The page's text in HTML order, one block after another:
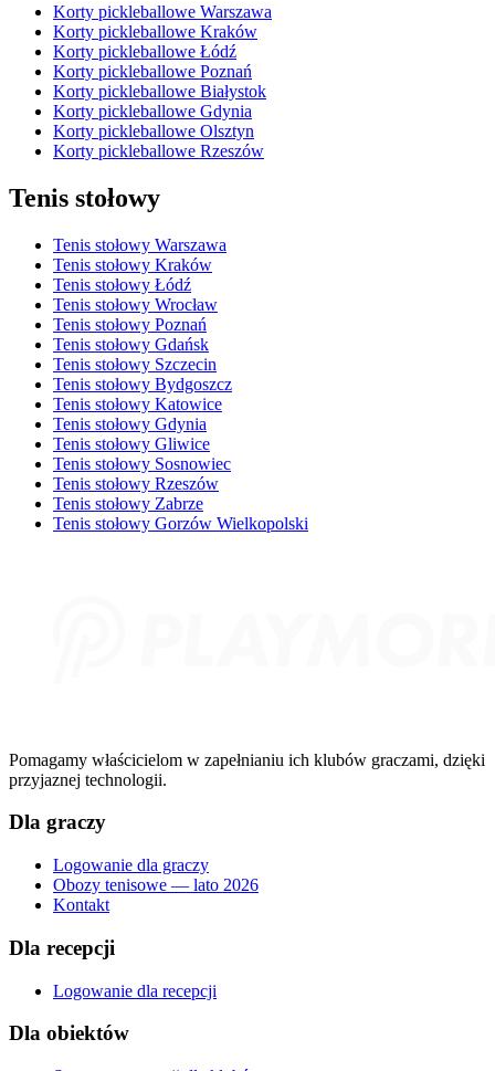
Korty pickleballowe Warszawa
Korty pickleballowe Kraków
Korty pickleballowe Łódź
Korty pickleballowe Poznań
Korty pickleballowe Białystok
Korty pickleballowe Gdynia
Korty pickleballowe Olsztyn
Korty pickleballowe Rzeszów
Tenis stołowy
Tenis stołowy Warszawa
Tenis stołowy Kraków
Tenis stołowy Łódź
Tenis stołowy Wrocław
Tenis stołowy Poznań
Tenis stołowy Gdańsk
Tenis stołowy Szczecin
Tenis stołowy Bydgoszcz
Tenis stołowy Katowice
Tenis stołowy Gdynia
Tenis stołowy Gliwice
Tenis stołowy Sosnowiec
Tenis stołowy Rzeszów
Tenis stołowy Zabrze
Tenis stołowy Gorzów Wielkopolski
Pomagamy właścicielom w zapełnianiu ich klubów graczami, dzięki
przyjaznej technologii.
Dla graczy
Logowanie dla graczy
Obozy tenisowe — lato 2026
Kontakt
Dla recepcji
Logowanie dla recepcji
Dla obiektów